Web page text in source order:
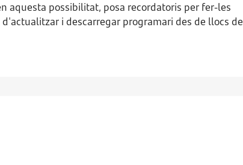
aquesta possibilitat, posa recordatoris per fer-les
i descarregar programari des de llocs de